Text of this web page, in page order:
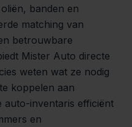
banden en
matching van
betrouwbare
Mister Auto directe
weten wat ze nodig
koppelen aan
inventaris efficiënt
en